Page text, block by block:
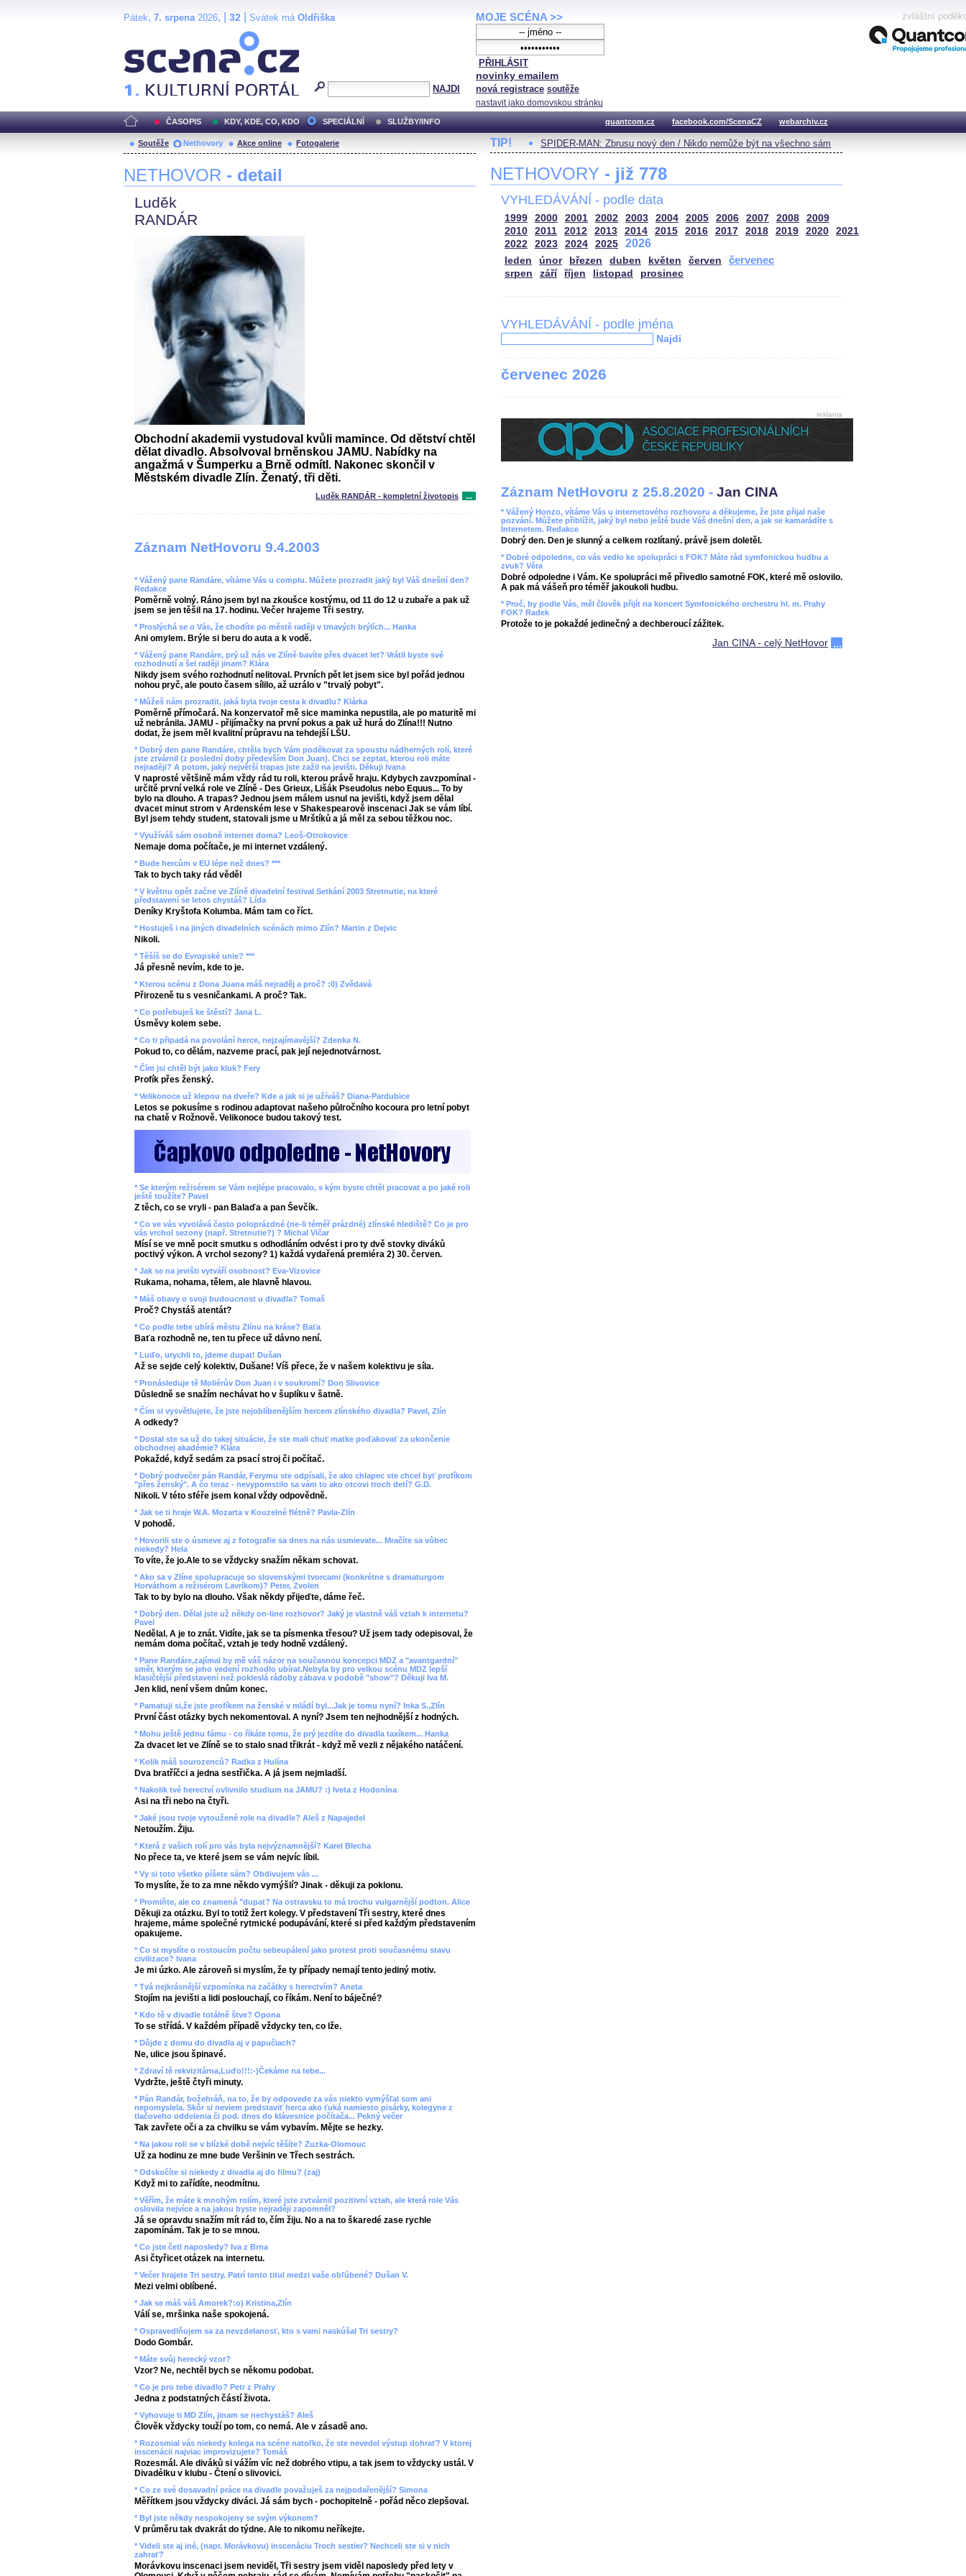
Pátek, 7. srpena2026, | 32 Svátek má Oldřiška
NAJDI
MOJE SCÉNA >>
PŘIHLÁSIT
novinky emailem
nová registrace soutěže
nastavit jako domovskou stránku
zvláštní
ČASOPIS KDY, KDE, CO, KDO SPECIÁLNÍ SLUŽBY/INFO quantcom.cz facebook.com/ScenaCZ webarchiv.cz
Soutěže Nethovory Akce online Fotogalerie
NETHOVOR - detail
Luděk
RANDÁR
Obchodní akademii vystudoval kvůli mamince. Od dětství chtěl
dělat divadlo. Absolvoval brněnskou JAMU. Nabídky na
angažmá v Šumperku a Brně odmítl. Nakonec skončil v
Městském divadle Zlín. Ženatý, tři děti.
Luděk RANDÁR - kompletní životopis ...
Záznam NetHovoru 9.4.2003
* Vážený pane Randáre, vítáme Vás u complu. Můžete prozradit jaký byl Váš dnešní den?
Redakce
Poměrně volný. Ráno jsem byl na zkoušce kostýmu, od 11 do 12 u zubaře a pak už
jsem se jen těšil na 17. hodinu. Večer hrajeme Tři sestry.
* Proslýchá se o Vás, že chodíte po městě raději v tmavých brýlích... Hanka
Ani omylem. Brýle si beru do auta a k vodě.
* Vážený pane Randáre, prý už nás ve Zlíně bavíte přes dvacet let? Vrátil byste své
rozhodnutí a šel raději jinam? Klára
Nikdy jsem svého rozhodnutí nelitoval. Prvních pět let jsem sice byl pořád jednou
nohou pryč, ale pouto časem sílilo, až uzrálo v "trvalý pobyt".
* Můžeš nám prozradit, jaká byla tvoje cesta k divadlu? Klárka
Poměrně přímočará. Na konzervatoř mě sice maminka nepustila, ale po maturitě mi
už nebránila. JAMU - přijímačky na první pokus a pak už hurá do Zlína!!! Nutno
dodat, že jsem měl kvalitní průpravu na tehdejší LŠU.
* Dobrý den pane Randáre, chtěla bych Vám poděkovat za spoustu nádherných rolí, které
jste ztvárnil (z poslední doby především Don Juan). Chci se zeptat, kterou roli máte
nejraději? A potom, jaký největší trapas jste zažil na jevišti. Děkuji Ivana
V naprosté většině mám vždy rád tu roli, kterou právě hraju. Kdybych zavzpomínal -
určitě první velká role ve Zlíně - Des Grieux, Lišák Pseudolus nebo Equus... To by
bylo na dlouho. A trapas? Jednou jsem málem usnul na jevišti, když jsem dělal
dvacet minut strom v Ardenském lese v Shakespearově inscenaci Jak se vám líbí.
Byl jsem tehdy student, statovali jsme u Mrštíků a já měl za sebou těžkou noc.
* Využíváš sám osobně internet doma? Leoš-Otrokovice
Nemaje doma počítače, je mi internet vzdálený.
* Bude hercům v EU lépe než dnes? ***
Tak to bych taky rád věděl
* V květnu opět začne ve Zlíně divadelní festival Setkání 2003 Stretnutie, na které
představení se letos chystáš? Lída
Deníky Kryštofa Kolumba. Mám tam co říct.
* Hostuješ i na jiných divadelních scénách mimo Zlín? Martin z Dejvic
Nikoli.
* Těšíš se do Evropské unie? ***
Já přesně nevím, kde to je.
* Kterou scénu z Dona Juana máš nejraděj a proč? :0) Zvědavá
Přirozeně tu s vesničankami. A proč? Tak.
* Co potřebuješ ke štěstí? Jana L.
Úsměvy kolem sebe.
* Co ti připadá na povolání herce, nejzajímavější? Zdenka N.
Pokud to, co dělám, nazveme prací, pak její nejednotvárnost.
* Čím jsi chtěl být jako kluk? Fery
Profík přes ženský.
* Velikonoce už klepou na dveře? Kde a jak si je užíváš? Diana-Pardubice
Letos se pokusíme s rodinou adaptovat našeho půlročního kocoura pro letní pobyt
na chatě v Rožnově. Velikonoce budou takový test.
* Se kterým režisérem se Vám nejlépe pracovalo, s kým byste chtěl pracovat a po jaké roli
ještě toužíte? Pavel
Z těch, co se vryli - pan Balaďa a pan Ševčík.
* Co ve vás vyvolává často poloprázdné (ne-li téměř prázdné) zlínské hlediště? Co je pro
vás vrchol sezony (např. Stretnutie?) ? Michal Vičar
Mísí se ve mně pocit smutku s odhodláním odvést i pro ty dvě stovky diváků
poctivý výkon. A vrchol sezony? 1) každá vydařená premiéra 2) 30. červen.
* Jak se na jevišti vytváří osobnost? Eva-Vizovice
Rukama, nohama, tělem, ale hlavně hlavou.
* Máš obavy o svoji budoucnost u divadla? Tomaš
Proč? Chystáš atentát?
* Co podle tebe ubírá městu Zlínu na kráse? Baťa
Baťa rozhodně ne, ten tu přece už dávno není.
* Luďo, urychli to, jdeme dupat! Dušan
Až se sejde celý kolektiv, Dušane! Víš přece, že v našem kolektivu je síla.
* Pronásleduje tě Moliérův Don Juan i v soukromí? Don Slivovice
Důsledně se snažím nechávat ho v šuplíku v šatně.
* Čím si vysvětlujete, že jste nejoblíbenějším hercem zlínského divadla? Pavel, Zlín
A odkedy?
* Dostal ste sa už do takej situácie, že ste mali chuť matke poďakovať za ukončenie
obchodnej akadémie? Klára
Pokaždé, když sedám za psací stroj či počítač.
* Dobrý podvečer pán Randár, Ferymu ste odpísali, že ako chlapec ste chcel byť profíkom
"přes ženský". A čo teraz - nevypomstilo sa vám to ako otcovi troch detí? G.D.
Nikoli. V této sféře jsem konal vždy odpovědně.
* Jak se ti hraje W.A. Mozarta v Kouzelné flétně? Pavla-Zlín
V pohodě.
* Hovorili ste o úsmeve aj z fotografie sa dnes na nás usmievate... Mračíte sa vôbec
niekedy? Hela
To víte, že jo.Ale to se vždycky snažím někam schovat.
* Ako sa v Zlíne spolupracuje so slovenskými tvorcami (konkrétne s dramaturgom
Horváthom a režisérom Lavríkom)? Peter, Zvolen
Tak to by bylo na dlouho. Však někdy přijeďte, dáme řeč.
* Dobrý den. Dělal jste už někdy on-line rozhovor? Jaký je vlastně váš vztah k internetu?
Pavel
Nedělal. A je to znát. Vidíte, jak se ta písmenka třesou? Už jsem tady odepisoval, že
nemám doma počítač, vztah je tedy hodně vzdálený.
* Pane Randáre,zajímal by mě váš názor na současnou koncepci MDZ a "avantgardní"
směr, kterým se jeho vedení rozhodlo ubírat.Nebyla by pro velkou scénu MDZ lepší
klasičtější představení než pokleslá rádoby zábava v podobě "show"? Děkuji Iva M.
Jen klid, není všem dnům konec.
* Pamatuji si,že jste profíkem na ženské v mládí byl...Jak je tomu nyní? Inka S.,Zlín
První část otázky bych nekomentoval. A nyní? Jsem ten nejhodnější z hodných.
* Mohu ještě jednu fámu - co říkáte tomu, že prý jezdíte do divadla taxíkem... Hanka
Za dvacet let ve Zlíně se to stalo snad třikrát - když mě vezli z nějakého natáčení.
* Kolik máš sourozenců? Radka z Hulína
Dva bratříčci a jedna sestřička. A já jsem nejmladší.
* Nakolik tvé herectví ovlivnilo studium na JAMU? :) Iveta z Hodonína
Asi na tři nebo na čtyři.
* Jaké jsou tvoje vytoužené role na divadle? Aleš z Napajedel
Netoužím. Žiju.
* Která z vašich rolí pro vás byla nejvýznamnější? Karel Blecha
No přece ta, ve které jsem se vám nejvíc líbil.
* Vy si toto všetko píšete sám? Obdivujem vás ...
To myslíte, že to za mne někdo vymýšlí? Jinak - děkuji za poklonu.
* Promiňte, ale co znamená "dupat? Na ostravsku to má trochu vulgarnější podton. Alice
Děkuji za otázku. Byl to totiž žert kolegy. V představení Tři sestry, které dnes
hrajeme, máme společné rytmické podupávání, které si před každým představením
opakujeme.
* Co si myslíte o rostoucím počtu sebeupálení jako protest proti současnému stavu
civilizace? Ivana
Je mi úzko. Ale zároveň si myslím, že ty případy nemají tento jediný motiv.
* Tvá nejkrásnější vzpomínka na začátky s herectvím? Aneta
Stojím na jevišti a lidi poslouchají, co říkám. Není to báječné?
* Kdo tě v divadle totálně štve? Opona
To se střídá. V každém případě vždycky ten, co lže.
* Dôjde z domu do divadla aj v papučiach?
Ne, ulice jsou špinavé.
* Zdraví tě rekvizitárna,Luďo!!!:-)Čekáme na tebe...
Vydržte, ještě čtyři minuty.
* Pán Randár, božehráň, na to, že by odpovede za vás niekto vymýšľal som ani
nepomyslela. Skôr si neviem predstaviť herca ako ťuká namiesto pisárky, kolegyne z
tlačoveho oddelenia či pod. dnes do klávesnice počítača... Pekný večer
Tak zavřete oči a za chvilku se vám vybavím. Mějte se hezky.
* Na jakou roli se v blízké době nejvíc těšíte? Zuzka-Olomouc
Už za hodinu ze mne bude Veršinin ve Třech sestrách.
* Odskočíte si niekedy z divadla aj do filmu? (zaj)
Když mi to zařídíte, neodmítnu.
* Věřím, že máte k mnohým rolím, které jste zvtvárnil pozitivní vztah, ale která role Vás
oslovila nejvíce a na jakou byste nejraději zapomněl?
Já se opravdu snažím mít rád to, čím žiju. No a na to škaredé zase rychle
zapomínám. Tak je to se mnou.
* Co jste četl naposledy? Iva z Brna
Asi čtyřicet otázek na internetu.
* Večer hrajete Tri sestry. Patrí tento titul medzi vaše obľúbené? Dušan V.
Mezi velmi oblíbené.
* Jak se máš váš Amorek?:o) Kristina,Zlín
Válí se, mršinka naše spokojená.
* Ospravedlňujem sa za nevzdelanosť, kto s vami naskúšal Tri sestry?
Dodo Gombár.
* Máte svůj herecký vzor?
Vzor? Ne, nechtěl bych se někomu podobat.
* Co je pro tebe divadlo? Petr z Prahy
Jedna z podstatných částí života.
* Vyhovuje ti MD Zlín, jinam se nechystáš? Aleš
Člověk vždycky touží po tom, co nemá. Ale v zásadě ano.
* Rozosmial vás niekedy kolega na scéne natoľko, že ste nevedel výstup dohrať? V ktorej
inscenácii najviac improvizujete? Tomáš
Rozesmál. Ale diváků si vážím víc než dobrého vtipu, a tak jsem to vždycky ustál. V
Divadélku v klubu - Čtení o slivovici.
* Co ze své dosavadní práce na divadle považuješ za nejpodařenější? Simona
Měřítkem jsou vždycky diváci. Já sám bych - pochopitelně - pořád něco zlepšoval.
* Byl jste někdy nespokojeny se svým výkonem?
V průměru tak dvakrát do týdne. Ale to nikomu neříkejte.
* Videli ste aj iné, (napr. Morávkovu) inscenáciu Troch sestier? Nechceli ste si v nich
zahrať?
Morávkovu inscenaci jsem neviděl, Tři sestry jsem viděl naposledy před lety v
TIP! SPIDER-MAN: Zbrusu nový den / Nikdo nemůže být na všechno sám
NETHOVORY - již 778
VYHLEDÁVÁNÍ - podle data
1999 2000 2001 2002 2003 2004 2005 2006 2007 2008
2009
2010
2011 2012 2013 2014 2015 2016 2017 2018 2019 2020
2021
2022
2023 2024 2025 2026
leden únor březen duben květen červen červenec
srpen září říjen listopad prosinec
VYHLEDÁVÁNÍ - podle jména
Najdi
červenec 2026
reklama
Záznam NetHovoru z 25.8.2020 - Jan CINA
* Vážený Honzo, vítáme Vás u internetového rozhovoru a děkujeme, že jste přijal naše
pozvání. Můžete přiblížit, jaký byl nebo ještě bude Váš dnešní den, a jak se kamarádíte s
Internetem. Redakce
Dobrý den. Den je slunný a celkem rozlítaný. právě jsem doletěl.
* Dobré odpoledne, co vás vedlo ke spolupráci s FOK? Máte rád symfonickou hudbu a
zvuk? Věra
Dobré odpoledne i Vám. Ke spolupráci mě přivedlo samotné FOK, které mě oslovilo.
A pak má vášeň pro téměř jakoukoli hudbu.
* Proč, by podle Vás, měl člověk přijít na koncert Symfonického orchestru hl. m. Prahy
FOK? Radek
Protože to je pokaždé jedinečný a dechberoucí zážitek.
Jan CINA - celý NetHovor